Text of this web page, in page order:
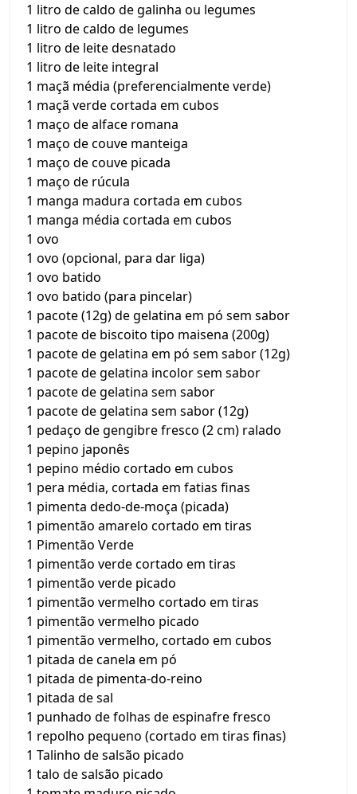
1 litro de caldo de galinha ou legumes
1 litro de caldo de legumes
1 litro de leite desnatado
1 litro de leite integral
1 maçã média (preferencialmente verde)
1 maçã verde cortada em cubos
1 maço de alface romana
1 maço de couve manteiga
1 maço de couve picada
1 maço de rúcula
1 manga madura cortada em cubos
1 manga média cortada em cubos
1 ovo
1 ovo (opcional, para dar liga)
1 ovo batido
1 ovo batido (para pincelar)
1 pacote (12g) de gelatina em pó sem sabor
1 pacote de biscoito tipo maisena (200g)
1 pacote de gelatina em pó sem sabor (12g)
1 pacote de gelatina incolor sem sabor
1 pacote de gelatina sem sabor
1 pacote de gelatina sem sabor (12g)
1 pedaço de gengibre fresco (2 cm) ralado
1 pepino japonês
1 pepino médio cortado em cubos
1 pera média, cortada em fatias finas
1 pimenta dedo-de-moça (picada)
1 pimentão amarelo cortado em tiras
1 Pimentão Verde
1 pimentão verde cortado em tiras
1 pimentão verde picado
1 pimentão vermelho cortado em tiras
1 pimentão vermelho picado
1 pimentão vermelho, cortado em cubos
1 pitada de canela em pó
1 pitada de pimenta-do-reino
1 pitada de sal
1 punhado de folhas de espinafre fresco
1 repolho pequeno (cortado em tiras finas)
1 Talinho de salsão picado
1 talo de salsão picado